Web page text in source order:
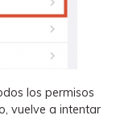
los permisos
vuelve a intentar